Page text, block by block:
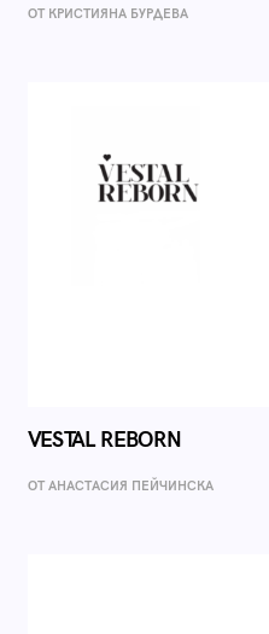
ОТ КРИСТИЯНА БУРДЕВА
VESTAL REBORN
ОТ AНАСТАСИЯ ПЕЙЧИНСКА